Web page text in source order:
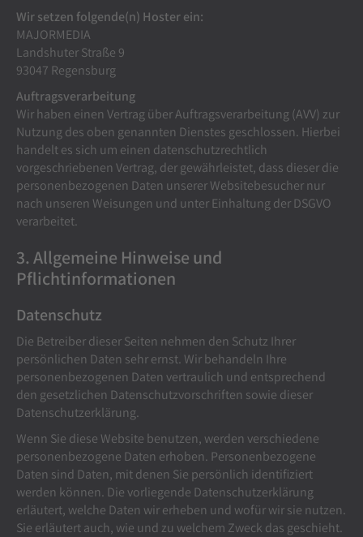
Wir setzen folgende(n) Hoster ein:
MAJORMEDIA
Landshuter Straße 9
93047 Regensburg
Auftragsverarbeitung
Wir haben einen Vertrag über Auftragsverarbeitung (AVV) zur
Nutzung des oben genannten Dienstes geschlossen. Hierbei
handelt es sich um einen datenschutzrechtlich
vorgeschriebenen Vertrag, der gewährleistet, dass dieser die
personenbezogenen Daten unserer Websitebesucher nur
nach unseren Weisungen und unter Einhaltung der DSGVO
verarbeitet.
3. Allgemeine Hinweise und
Pflichtinformationen
Datenschutz
Die Betreiber dieser Seiten nehmen den Schutz Ihrer
persönlichen Daten sehr ernst. Wir behandeln Ihre
personenbezogenen Daten vertraulich und entsprechend
den gesetzlichen Datenschutzvorschriften sowie dieser
Datenschutzerklärung.
Wenn Sie diese Website benutzen, werden verschiedene
personenbezogene Daten erhoben. Personenbezogene
Daten sind Daten, mit denen Sie persönlich identifiziert
werden können. Die vorliegende Datenschutzerklärung
erläutert, welche Daten wir erheben und wofür wir sie nutzen.
Sie erläutert auch, wie und zu welchem Zweck das geschieht.